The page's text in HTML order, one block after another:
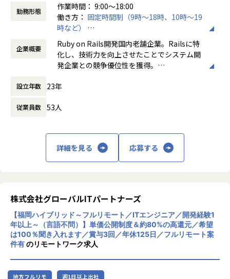
建築業向けシステム
営業支援システム
携帯動画配信・共有サイトなど
他業界にまたがる開発実績あり！
【ラグザイアとは…】
当社はRails開発に特化しており、日本国内でも数えるほどし
かなく、安定して開発案件を受注することができます。ま
た、高い技術スキルを買われ、2019年にビーインググループ
に仲間入りを果たしました。
今後は、Rails特化の受託開発事業/親会社製品の開発の2つの
「様々な技術に携わりたい」という方には非常に面白味を感
じられる環境です。
【業務の変更の範囲】
無
勤務形態
作業時間： 9:00〜18:00
働き方： 固定時間制（9時～18時、10時～19
時など）
時間外労働の有無： 有（月平均0時間～15時
間）
休憩時間： 60分
企業概要
Ruby on Rails開発国内老舗企業。Railsに特
化し、技術力を向上させたことでシステム開
発企業との競争優位性を獲得。
まずは町田・相模原地域でのRails開発会社N
着手、
当社はRails開発に特化しており、日本国内で
も数えるほどしかなく、安定して開発案件を
品の開発の2つの事業基盤を強化しながら、
新規事業も複数計画しており、「様々な技術
に携わりたい」という方には非常に面白味を
感じられる環境です。
同じ時間を使うなら、ただやる仕事よりも少
しでも
設立年数 23年
従業員数 53人
詳細を見る 応募する
株式会社グローバルITパートナーズ
【福岡ハイブリッド～フルリモート／ITエンジニア／開発経験1
年以上～（言語不問）】単価公開制度＆約80%の高還元／希望
は100％聞き入れます／賞与3回／年休125日／フルリモート案
件有のリモートワーク求人
地方フルリモ 週1日以上出社